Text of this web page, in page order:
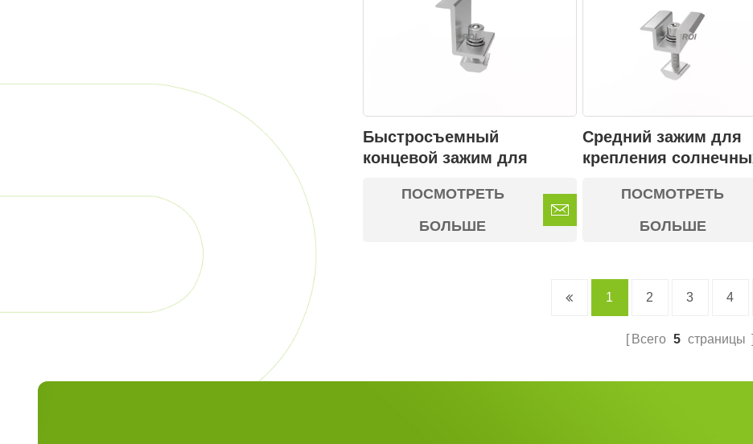
Быстросъемный
концевой зажим для
солнечных батарей.
ПОСМОТРЕТЬ
БОЛЬШЕ
Средний зажим для
крепления
различных типов.
ПОСМОТРЕТЬ
БОЛЬШЕ
1 2 3 4
Всего 5 страницы